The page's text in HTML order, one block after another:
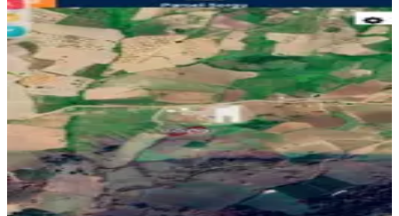
Cemal Emlak Bursa Osmangazi
Seçköy Merkeze Çok Yakin Şehir Mer
Osmangazi, Seç Mahallesi
1244 m²·2.054/m²·02.06.2026
2.555.555 ₺
CEMAL EMLAKCemal Emlak Gayrimenkul
Ara